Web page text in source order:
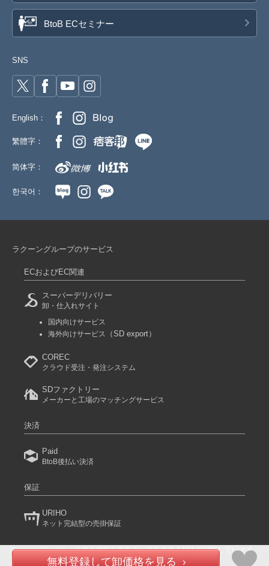
無料登録して卸価格を見る
BtoB ECセミナー
SNS
English：
繁體字：
简体字：
한국어：
ラクーングループのサービス
ECおよびEC関連
スーパーデリバリー
卸・仕入れサイト
国内向けサービス
海外向けサービス
（SD export）
COREC
クラウド受注・発注システム
SDファクトリー
メーカーと工場のマッチングサービス
決済
Paid
BtoB後払い決済
保証
URIHO
ネット完結型の売掛保証
スーパーデリバリーは個人情報を暗号化して送信するSSLに対応しています。
(C) 2024 RACCOON COMMERCE, Inc. All rights reserved.